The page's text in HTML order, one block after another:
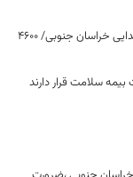
تقدیر مقام عالی وزارت از عملکرد جهادی معاونت آموزش ابتدایی خراسان جنوبی/ ۴۶۰۰